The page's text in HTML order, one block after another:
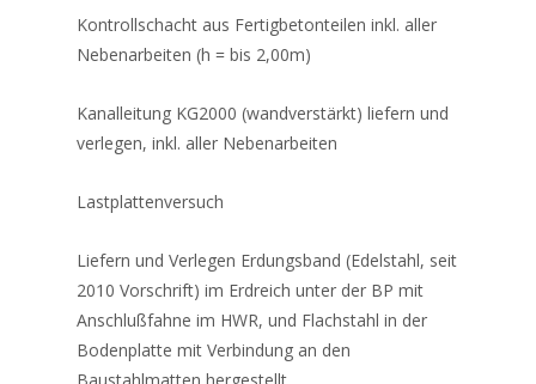
Kontrollschacht aus Fertigbetonteilen inkl. aller
Nebenarbeiten (h = bis 2,00m)
Kanalleitung KG2000 (wandverstärkt) liefern und
verlegen, inkl. aller Nebenarbeiten
Lastplattenversuch
Liefern und Verlegen Erdungsband (Edelstahl, seit
2010 Vorschrift) im Erdreich unter der BP mit
Anschlußfahne im HWR, und Flachstahl in der
Bodenplatte mit Verbindung an den